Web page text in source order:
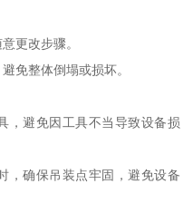
更改步骤。
免整体倒塌或损坏。
，避免因工具不当导致设备损
，确保吊装点牢固，避免设备